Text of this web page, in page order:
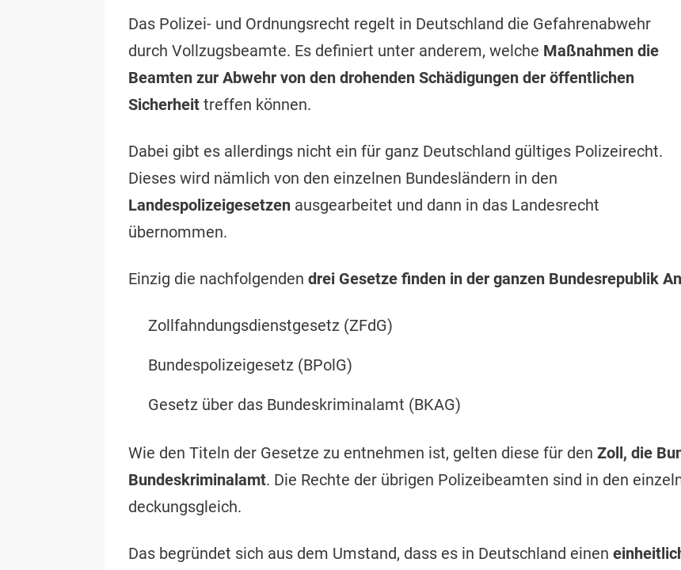
Das Polizei- und Ordnungsrecht regelt in Deutschland die Gefahrenabwehr
durch Vollzugsbeamte. Es definiert unter anderem, welche Maßnahmen die
Beamten zur Abwehr von den drohenden Schädigungen der öffentlichen
Sicherheit treffen können.
Dabei gibt es allerdings nicht ein für ganz Deutschland gültiges Polizeirecht.
Dieses wird nämlich von den einzelnen Bundesländern in den
Landespolizeigesetzen ausgearbeitet und dann in das Landesrecht
übernommen.
Einzig die nachfolgenden drei Gesetze finden in der ganzen Bundesrepublik
Zollfahndungsdienstgesetz (ZFdG)
Bundespolizeigesetz (BPolG)
Gesetz über das Bundeskriminalamt (BKAG)
Wie den Titeln der Gesetze zu entnehmen ist, gelten diese für den Zoll, die
Bundeskriminalamt. Die Rechte der übrigen Polizeibeamten sind in den
deckungsgleich.
Das begründet sich aus dem Umstand, dass es in Deutschland einen